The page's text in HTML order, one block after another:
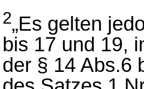
2„Es gelten
bis 17 und 19,
der § 14 Abs.6